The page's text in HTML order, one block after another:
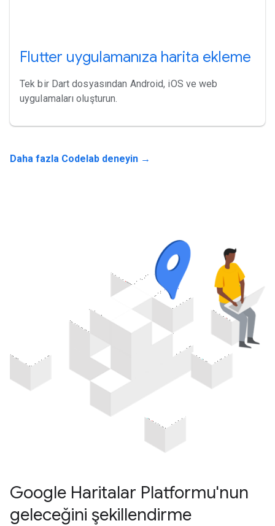
Flutter uygulamanıza harita ekleme
Tek bir Dart dosyasından Android, iOS ve web
uygulamaları oluşturun.
Daha fazla Codelab deneyin →
Google Haritalar Platformu'nun
geleceğini şekillendirme